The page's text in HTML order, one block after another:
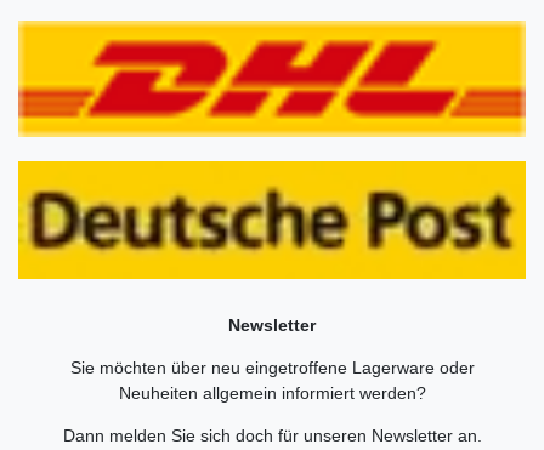
Newsletter
Sie möchten über neu eingetroffene Lagerware oder
Neuheiten allgemein informiert werden?
Dann melden Sie sich doch für unseren Newsletter an.